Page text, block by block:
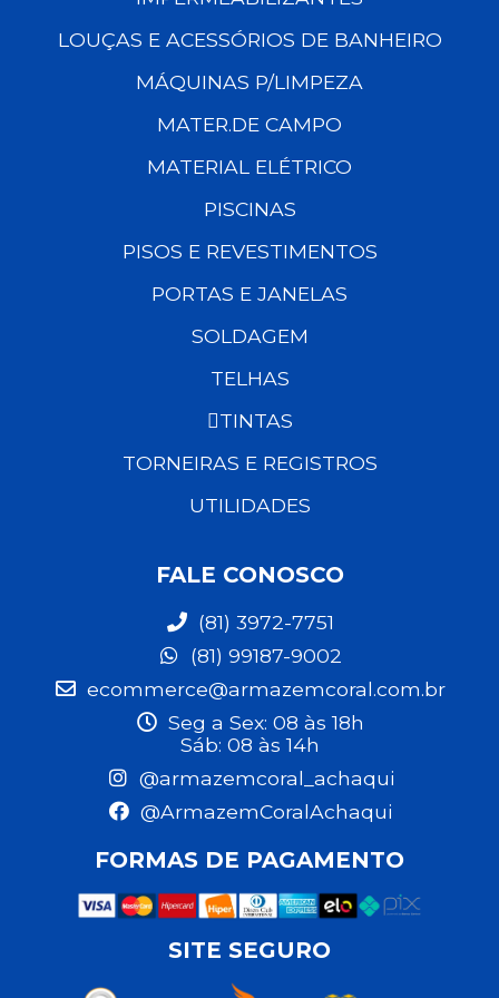
LOUÇAS E ACESSÓRIOS DE BANHEIRO
MÁQUINAS P/LIMPEZA
MATER.DE CAMPO
MATERIAL ELÉTRICO
PISCINAS
PISOS E REVESTIMENTOS
PORTAS E JANELAS
SOLDAGEM
TELHAS
TINTAS
TORNEIRAS E REGISTROS
UTILIDADES
FALE CONOSCO
(81) 3972-7751
(81) 99187-9002
ecommerce@armazemcoral.com.br
Seg a Sex: 08 às 18h
Sáb: 08 às 14h
@armazemcoral_achaqui
@ArmazemCoralAchaqui
FORMAS DE PAGAMENTO
SITE SEGURO